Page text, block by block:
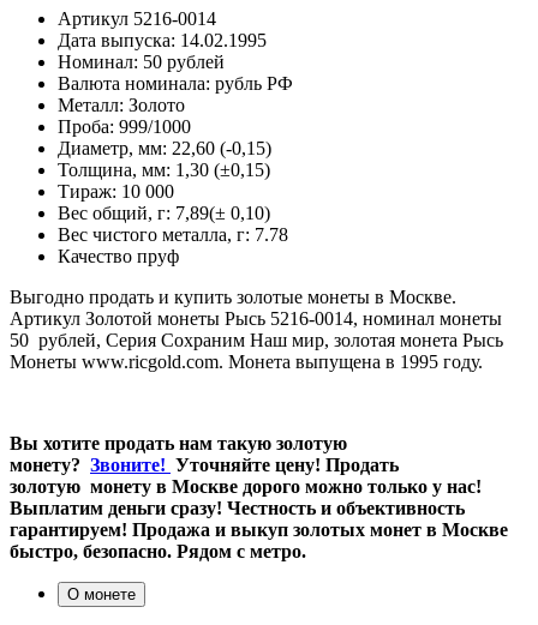
Артикул 5216-0014
Дата выпуска: 14.02.1995
Номинал: 50 рублей
Валюта номинала: рубль РФ
Металл: Золото
Проба: 999/1000
Диаметр, мм: 22,60 (-0,15)
Толщина, мм: 1,30 (±0,15)
Тираж: 10 000
Вес общий, г: 7,89(± 0,10)
Вес чистого металла, г: 7.78
Качество пруф
Выгодно продать и купить золотые монеты в Москве.
Артикул Золотой монеты Рысь 5216-0014, номинал монеты
50 рублей, Серия Сохраним Наш мир, золотая монета Рысь
Монеты www.ricgold.com. Монета выпущена в 1995 году.
Вы хотите продать нам такую золотую
монету? Звоните! Уточняйте цену! Продать
золотую монету в Москве дорого можно только у нас!
Выплатим деньги сразу! Честность и объективность
гарантируем! Продажа и выкуп золотых монет в Москве
быстро, безопасно. Рядом с метро.
О монете